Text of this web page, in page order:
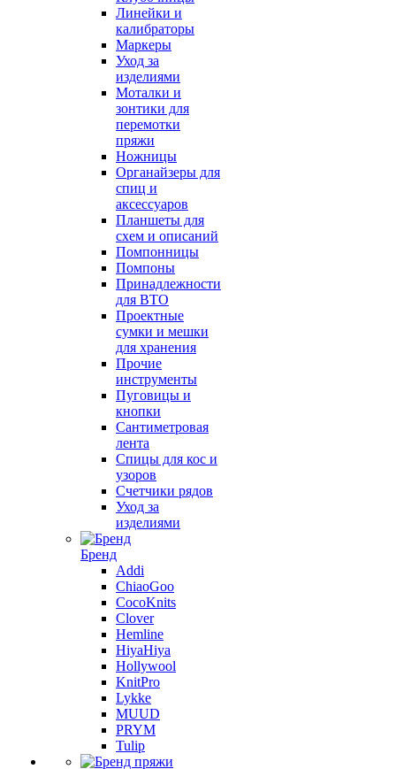
Линейки и
калибраторы
Маркеры
Уход за
изделиями
Моталки и
зонтики для
перемотки
пряжи
Ножницы
Органайзеры для
спиц и
аксессуаров
Планшеты для
схем и описаний
Помпонницы
Помпоны
Принадлежности
для ВТО
Проектные
сумки и мешки
для хранения
Прочие
инструменты
Пуговицы и
кнопки
Сантиметровая
лента
Спицы для кос и
узоров
Счетчики рядов
Уход за
изделиями
Бренд
Addi
ChiaoGoo
CocoKnits
Clover
Hemline
HiyaHiya
Hollywool
KnitPro
Lykke
MUUD
PRYM
Tulip